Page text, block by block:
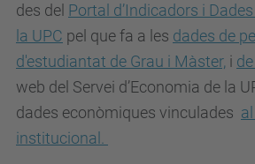
des del Portal d’Indicadors i
la UPC pel que fa a les dades de
d'estudiantat de Grau i Màster, i
web del Servei d’Economia de la
dades econòmiques vinculades
institucional.